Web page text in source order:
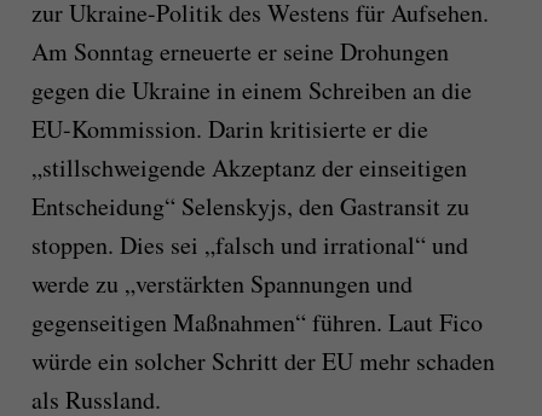
zur Ukraine-Politik des Westens für Aufsehen.
Am Sonntag erneuerte er seine Drohungen
gegen die Ukraine in einem Schreiben an die
EU-Kommission. Darin kritisierte er die
„stillschweigende Akzeptanz der einseitigen
Entscheidung“ Selenskyjs, den Gastransit zu
stoppen. Dies sei „falsch und irrational“ und
werde zu „verstärkten Spannungen und
gegenseitigen Maßnahmen“ führen. Laut Fico
würde ein solcher Schritt der EU mehr schaden
als Russland.